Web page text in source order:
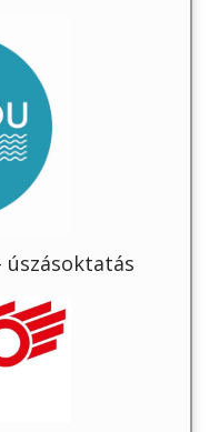
úszásoktatás